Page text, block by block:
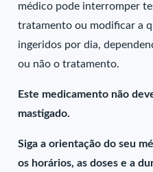
médico pode interromper
tratamento ou modificar a
ingeridos por dia,
ou não o tratamento.
Este medicamento não
mastigado.
Siga a orientação do seu
os horários, as doses e a